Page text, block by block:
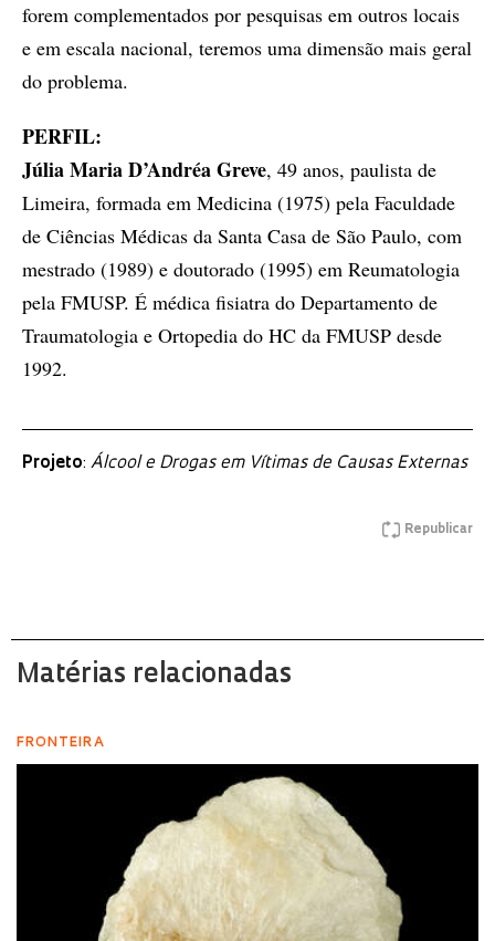
forem complementados por pesquisas em outros locais
e em escala nacional, teremos uma dimensão mais geral
do problema.
PERFIL:
Júlia Maria D’Andréa Greve, 49 anos, paulista de
Limeira, formada em Medicina (1975) pela Faculdade
de Ciências Médicas da Santa Casa de São Paulo, com
mestrado (1989) e doutorado (1995) em Reumatologia
pela FMUSP. É médica fisiatra do Departamento de
Traumatologia e Ortopedia do HC da FMUSP desde
1992.
Projeto: Álcool e Drogas em Vítimas de Causas Externas
Republicar